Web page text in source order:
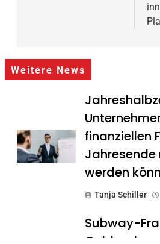
Weitere News
finanziellen
werden
Tanja Schiller
Subway-